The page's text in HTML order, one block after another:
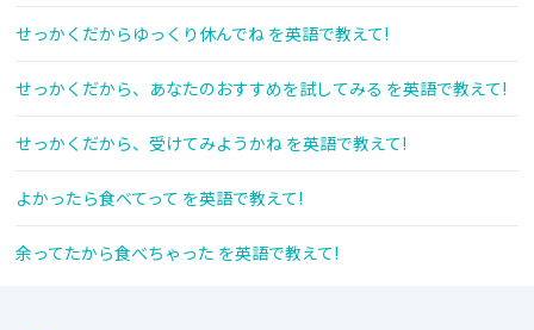
せっかくだからゆっくり休んでね を英語で教えて!
せっかくだから、あなたのおすすめを試してみる を英語で教えて!
せっかくだから、受けてみようかね を英語で教えて!
よかったら食べてって を英語で教えて!
余ってたから食べちゃった を英語で教えて!